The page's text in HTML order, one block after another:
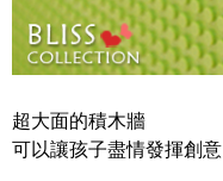
超大面的積木牆
可以讓孩子盡情發揮創意